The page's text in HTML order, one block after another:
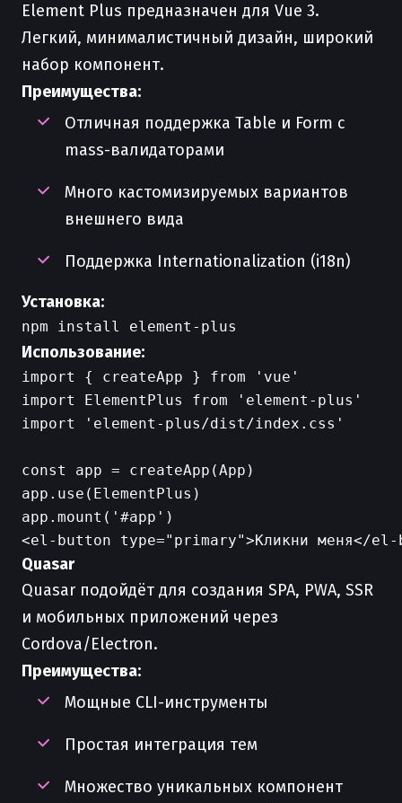
Element Plus предназначен для Vue 3.
Легкий, минималистичный дизайн, широкий
набор компонент.
Преимущества:
Отличная поддержка Table и Form с
mass-валидаторами
Много кастомизируемых вариантов
внешнего вида
Поддержка Internationalization (i18n)
Установка:
Использование:
import { createApp } from 'vue'
import ElementPlus from 'element-plus'
import 'element-plus/dist/index.css'
const app = createApp(App)
app.use(ElementPlus)
Quasar
Quasar подойдёт для создания SPA, PWA, SSR
и мобильных приложений через
Cordova/Electron.
Преимущества:
Мощные CLI-инструменты
Простая интеграция тем
Множество уникальных компонент